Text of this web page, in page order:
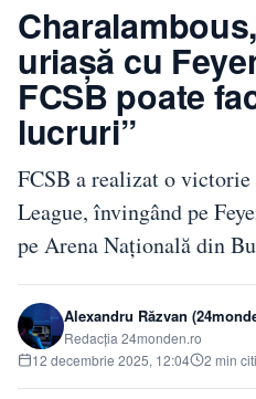
uriașă cu
FCSB poate
lucruri”
FCSB a realizat o
League, învingând pe
pe Arena Națională din
Alexandru Răzvan
Redacția 24monden.ro
12 decembrie 2025, 12:04
2 min